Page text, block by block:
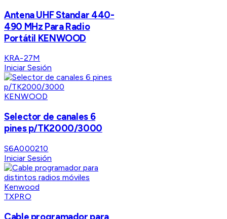
Antena UHF Standar 440-
490 MHz Para Radio
Portátil KENWOOD
KRA-27M
Iniciar Sesión
KENWOOD
Selector de canales 6
pines p/TK2000/3000
S6A000210
Iniciar Sesión
TXPRO
Cable programador para